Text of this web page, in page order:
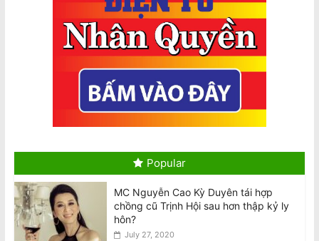
August 10, 2026
Tô Lâm dự Diễn đàn Tech Connect tại
khắp Úc
August 10, 2026
Tổng Bí thư kiêm Chủ tịch nước Tô
chuyến thăm Úc
August 10, 2026
Cộng đồng tập hợp đòi công lý sau
cái chết của chủ cửa hàng được yêu
mến Trương Văn Việt
Popular
MC Nguyễn Cao Kỳ Duyên tái hợp
chồng cũ Trịnh Hội sau hơn thập kỷ ly
hôn?
July 27, 2020